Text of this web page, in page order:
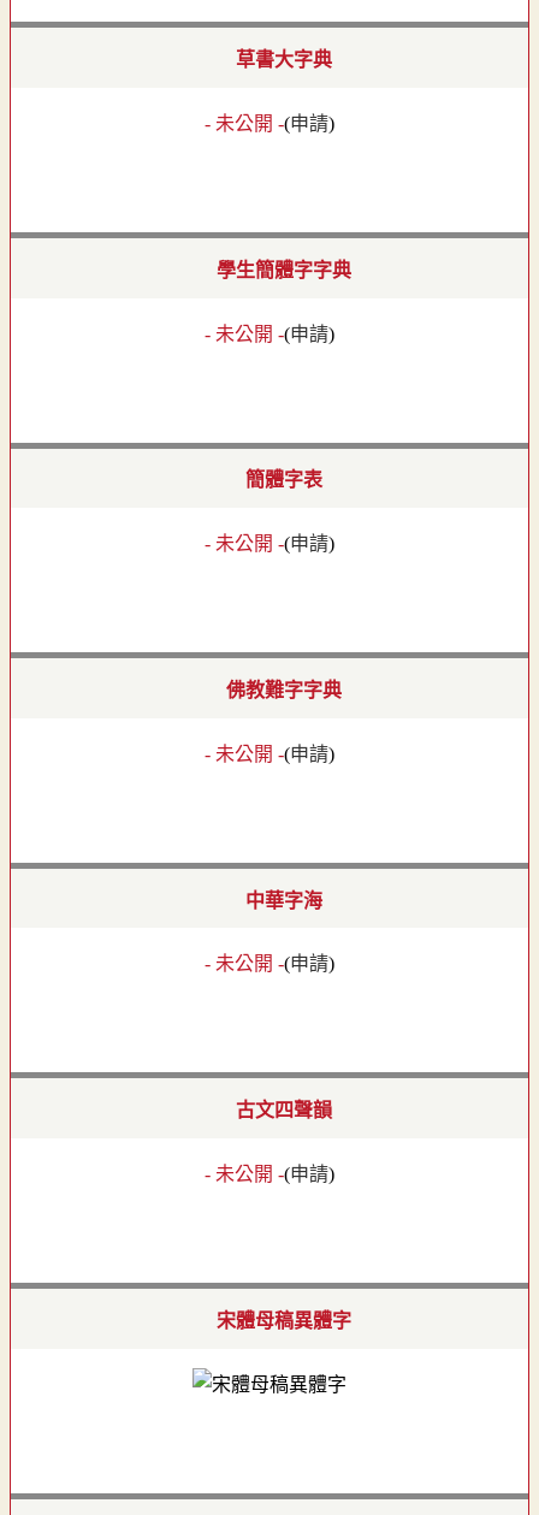
草書大字典
- 未公開 -(申請)
學生簡體字字典
- 未公開 -(申請)
簡體字表
- 未公開 -(申請)
佛教難字字典
- 未公開 -(申請)
中華字海
- 未公開 -(申請)
古文四聲韻
- 未公開 -(申請)
宋體母稿異體字